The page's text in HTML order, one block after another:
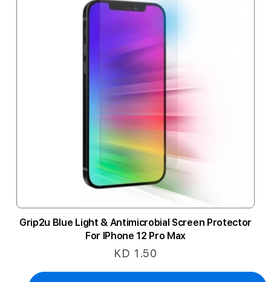
Grip2u Blue Light & Antimicrobial Screen Protector
For IPhone 12 Pro Max
KD 1.50